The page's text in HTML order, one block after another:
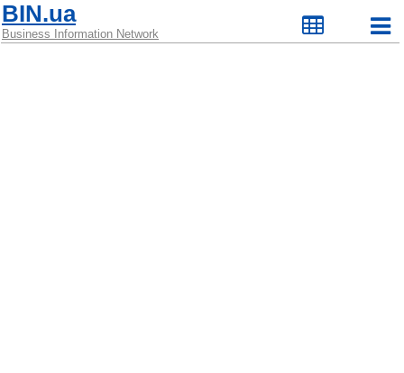
BIN.ua
Business Information Network